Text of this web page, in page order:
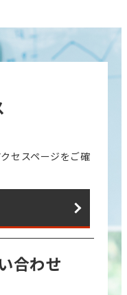
セスページをご確
合わせ